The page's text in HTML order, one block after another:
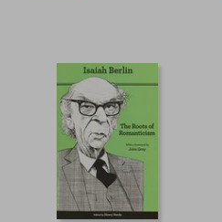
50%
dcto. $ 90.625